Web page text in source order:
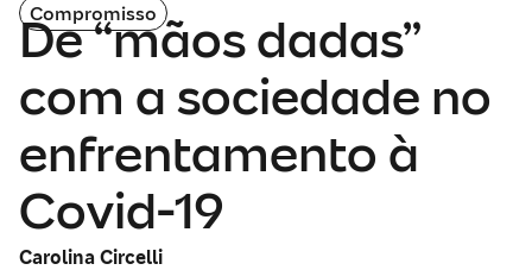
Compromisso
De “mãos dadas”
com a sociedade no
enfrentamento à
Covid-19
Carolina Circelli